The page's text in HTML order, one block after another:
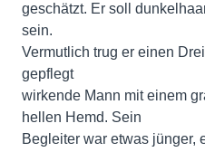
geschätzt. Er soll
sein.
Vermutlich trug er einen
gepflegt
wirkende Mann mit einem
hellen Hemd. Sein
Begleiter war etwas jünger,